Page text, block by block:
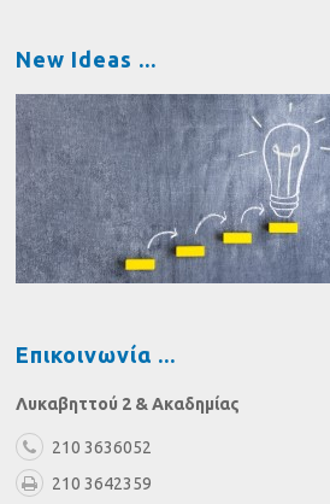
New Ideas
Επικοινωνία
Λυκαβηττού 2 & Ακαδημίας
210 3636052
210 3642359